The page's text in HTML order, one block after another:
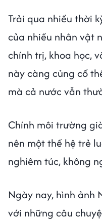
Trải qua nhiều thời
của nhiều nhân vật
chính trị, khoa học,
này càng củng cố
mà cả nước vẫn
Chính môi trường
nên một thế hệ trẻ
nghiêm túc, không
Ngày nay, hình ảnh
với những câu